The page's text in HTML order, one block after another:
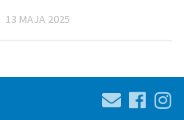
13 MAJA 2025